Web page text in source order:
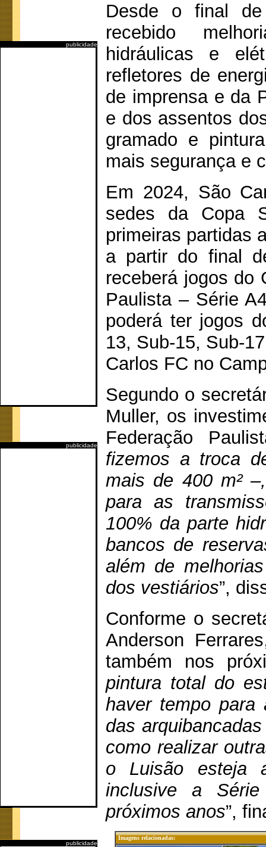
publicidade
publicidade
publicidade
Desde o final
recebido
hidráulicas e
refletores de
de imprensa e da
e dos assentos
gramado e
mais segurança e
Em 2024, São
sedes da Copa
primeiras partidas
a partir do final
receberá jogos do
Paulista – Série
poderá ter jogos
13, Sub-15, Sub-
Carlos FC no
Segundo o
Muller, os
Federação
fizemos a troca
mais de 400 m²
para as
100% da parte
bancos de
além de
dos vestiários”,
Conforme o
Anderson
também nos
pintura total do
haver tempo para
das
como realizar
o Luisão esteja
inclusive a
próximos anos”,
Imagens relacionadas: